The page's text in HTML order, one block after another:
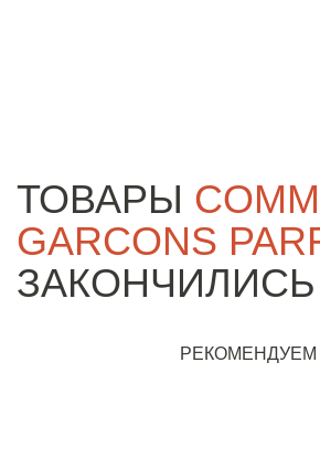
ТОВАРЫ
GARCONS
ЗАКОНЧИЛИСЬ
РЕКОМЕНДУЕМ